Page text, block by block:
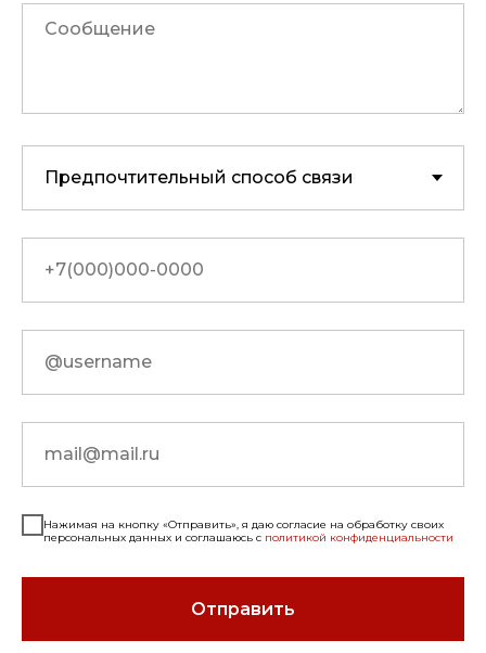
Нажимая на кнопку «Отправить», я даю согласие на обработку своих
персональных данных и соглашаюсь с политикой конфиденциальности
Отправить